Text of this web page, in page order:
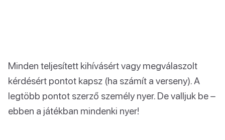
Minden teljesített kihívásért vagy megválaszolt
kérdésért pontot kapsz (ha számít a verseny). A
legtöbb pontot szerző személy nyer. De valljuk be –
ebben a játékban mindenki nyer!